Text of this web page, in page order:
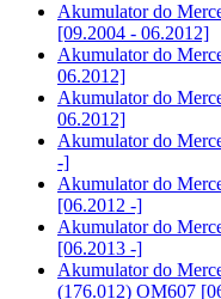
Akumulator do
[09.2004 - 06.2012]
Akumulator do
06.2012]
Akumulator do
06.2012]
Akumulator do
-]
Akumulator do
[06.2012 -]
Akumulator do
[06.2013 -]
Akumulator do
(176.012) OM607